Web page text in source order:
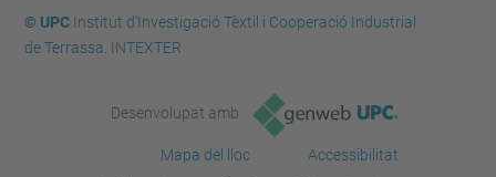
© UPCInstitut d'Investigació Tèxtil i Cooperació Industrial
de Terrassa. INTEXTER
Desenvolupat amb
Mapa del lloc
Accessibilitat